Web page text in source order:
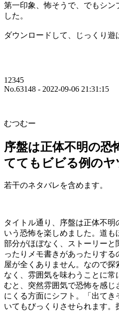
第一印象、怖そうで、でもシン
した。
ダウンロードして、じっくり
12345
No.63148 - 2022-09-06 21:31:15
むつむー
序盤は正体不明の恐
ててもビビる例のヤ
若干のネタバレを含めます。
タイトル通り、序盤は正体不明
いう恐怖を楽しめました。道
部分がほぼなく、ストーリー
ったりメモ書きがあったりす
屋が全くありません。なので
なく、雰囲気を味わうことに
むと、突然雰囲気で恐怖を感
にくる方面にシフト。「出て
いてもびっくりさせられます